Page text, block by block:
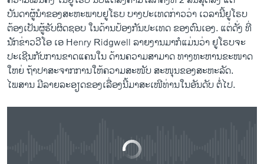
ພາສາຕ່າງໆ
ບັນດາຜູ້ນຳຂອງສະຫະພາບຢູໂຣບ ບາງປະເທດກ່າວວ່າ ເວລານີ້ຢູໂຣບ
ຕ້ອງເປັນຜູ້ຮັບຜິດຊອບ ໃນດ້ານປ້ອງກັນປະເທດ ຂອງຕົນເອງ. ແຕ່ດັ່ງ ທີ່
ນັກຂ່າວວີໂອ ເອ Henry Ridgwell ລາຍງານມາກໍແມ່ນວ່າ ຢູໂຣບຈະ
ປະເຊີນກັບການຂາດແຄນໃນ ດ້ານຄວາມສາມາດ ທາງທະຫານຂະໜາດ
ໃຫຍ່ ຖ້າປາສະຈາກການໃຫ້ຄວາມສະໜັບ ສະໜຸນຂອງສະຫະລັດ.
ໄພສານ ມີລາຍລະອຽດຂອງເລື່ອງນີ້ມາສະເໜີທ່ານໃນອັນດັບ ຕໍ່ໄປ.
EMBED SHARE
ເຊີນຟັງ ລາຍງານ ຢູໂຣບ ພິຈາລະນາ ຈະຕັ້ງ ກອງກຳລັງ ຂອງຕົນ
byສຽງອາເມຣິກາ ວີໂອເອລາວ
No media source currently available